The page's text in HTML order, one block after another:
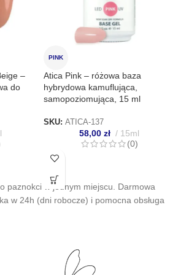
–
do
PINK
Atica Pink – różowa baza
hybrydowa kamuflująca,
samopoziomująca, 15 ml
SKU: ATICA-137
58,00 zł
15ml
(0)
paznokci w jednym miejscu. Darmowa
w 24h (dni robocze) i pomocna obsługa